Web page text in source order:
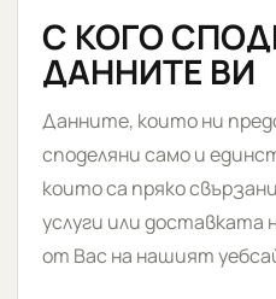
С КОГО
ДАННИТЕ ВИ
Данните, които ни
споделяни само и
които са пряко
услуги или доставката
от Вас на нашият